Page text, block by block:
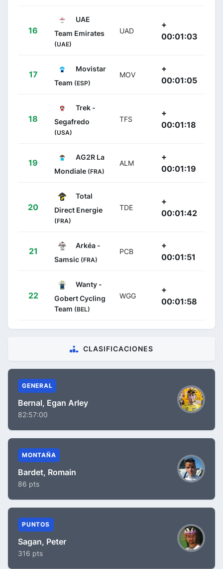
16
UAE
Team Emirates
(UAE)
UAD
+
00:01:03
17
Movistar
Team (ESP)
MOV
+
00:01:05
18
Trek -
Segafredo
(USA)
TFS
+
00:01:18
19
AG2R La
Mondiale (FRA)
ALM
+
00:01:19
20
Total
Direct Energie
(FRA)
TDE
+
00:01:42
21
Arkéa -
Samsic (FRA)
PCB
+
00:01:51
22
Wanty -
Gobert Cycling
Team (BEL)
WGG
+
00:01:58
CLASIFICACIONES
GENERAL
Bernal, Egan Arley
82:57:00
MONTAÑA
Bardet, Romain
86 pts
PUNTOS
Sagan, Peter
316 pts